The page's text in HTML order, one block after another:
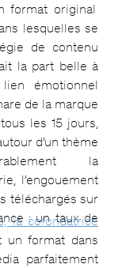
format original
lesquelles se
de contenu
la part belle à
émotionnel
de la marque
les 15 jours,
d’un thème
la
l’engouement
téléchargés sur
: un taux de
la cofondatrice
un format dans
parfaitement